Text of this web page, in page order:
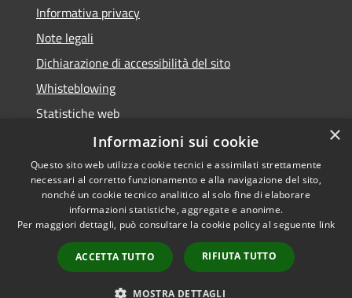
Informativa privacy
Note legali
Dichiarazione di accessibilità del sito
Whisteblowing
Statistiche web
Segnalazioni di non conformità
RSS
Accessibility
Copyright © 2026 • Town of •
Municipium
Admin access
×
Informazioni sui cookie
Questo sito web utilizza cookie tecnici e assimilati strettamente
necessari al corretto funzionamento e alla navigazione del sito,
nonché un cookie tecnico analitico al solo fine di elaborare
informazioni statistiche, aggregate e anonime.
Per maggiori dettagli, può consultare la cookie policy al seguente link
ACCETTA TUTTO RIFIUTA TUTTO
MOSTRA DETTAGLI